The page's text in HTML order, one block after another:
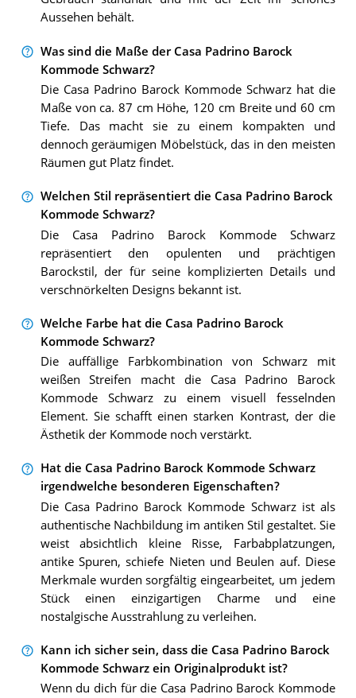
Aussehen behält.
Was sind die Maße der Casa Padrino Barock
Kommode Schwarz?
Die Casa Padrino Barock Kommode Schwarz hat die
Maße von ca. 87 cm Höhe, 120 cm Breite und 60 cm
Tiefe. Das macht sie zu einem kompakten und
dennoch geräumigen Möbelstück, das in den meisten
Räumen gut Platz findet.
Welchen Stil repräsentiert die Casa Padrino Barock
Kommode Schwarz?
Die Casa Padrino Barock Kommode Schwarz
repräsentiert den opulenten und prächtigen
Barockstil, der für seine komplizierten Details und
verschnörkelten Designs bekannt ist.
Welche Farbe hat die Casa Padrino Barock
Kommode Schwarz?
Die auffällige Farbkombination von Schwarz mit
weißen Streifen macht die Casa Padrino Barock
Kommode Schwarz zu einem visuell fesselnden
Element. Sie schafft einen starken Kontrast, der die
Ästhetik der Kommode noch verstärkt.
Hat die Casa Padrino Barock Kommode Schwarz
irgendwelche besonderen Eigenschaften?
Die Casa Padrino Barock Kommode Schwarz ist als
authentische Nachbildung im antiken Stil gestaltet. Sie
weist absichtlich kleine Risse, Farbabplatzungen,
antike Spuren, schiefe Nieten und Beulen auf. Diese
Merkmale wurden sorgfältig eingearbeitet, um jedem
Stück einen einzigartigen Charme und eine
nostalgische Ausstrahlung zu verleihen.
Kann ich sicher sein, dass die Casa Padrino Barock
Kommode Schwarz ein Originalprodukt ist?
Wenn du dich für die Casa Padrino Barock Kommode